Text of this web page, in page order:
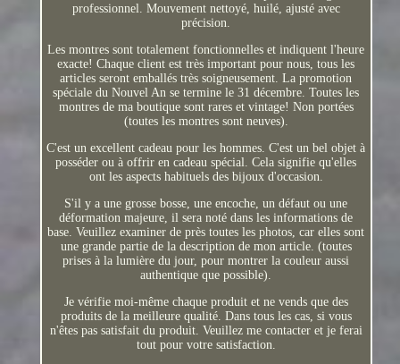
professionnel. Mouvement nettoyé, huilé, ajusté avec
précision.
Les montres sont totalement fonctionnelles et indiquent l'heure
exacte! Chaque client est très important pour nous, tous les
articles seront emballés très soigneusement. La promotion
spéciale du Nouvel An se termine le 31 décembre. Toutes les
montres de ma boutique sont rares et vintage! Non portées
(toutes les montres sont neuves).
C'est un excellent cadeau pour les hommes. C'est un bel objet à
posséder ou à offrir en cadeau spécial. Cela signifie qu'elles
ont les aspects habituels des bijoux d'occasion.
S'il y a une grosse bosse, une encoche, un défaut ou une
déformation majeure, il sera noté dans les informations de
base. Veuillez examiner de près toutes les photos, car elles sont
une grande partie de la description de mon article. (toutes
prises à la lumière du jour, pour montrer la couleur aussi
authentique que possible).
Je vérifie moi-même chaque produit et ne vends que des
produits de la meilleure qualité. Dans tous les cas, si vous
n'êtes pas satisfait du produit. Veuillez me contacter et je ferai
tout pour votre satisfaction.